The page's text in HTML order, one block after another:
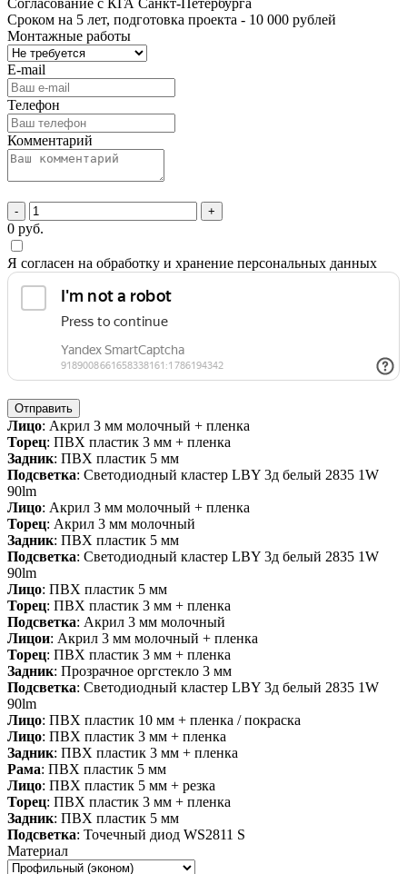
Сроком на 5 лет, подготовка проекта - 10 000 рублей
Монтажные работы
E-mail
Телефон
Комментарий
- +
0 руб.
Я согласен на обработку и хранение персональных данных
Отправить
Лицо: Акрил 3 мм молочный + пленка
Торец: ПВХ пластик 3 мм + пленка
Задник: ПВХ пластик 5 мм
Подсветка: Светодиодный кластер LBY 3д белый 2835 1W
90lm
Лицо: Акрил 3 мм молочный + пленка
Торец: Акрил 3 мм молочный
Задник: ПВХ пластик 5 мм
Подсветка: Светодиодный кластер LBY 3д белый 2835 1W
90lm
Лицо: ПВХ пластик 5 мм
Торец: ПВХ пластик 3 мм + пленка
Подсветка: Акрил 3 мм молочный
Лицои: Акрил 3 мм молочный + пленка
Торец: ПВХ пластик 3 мм + пленка
Задник: Прозрачное оргстекло 3 мм
Подсветка: Светодиодный кластер LBY 3д белый 2835 1W
90lm
Лицо: ПВХ пластик 10 мм + пленка / покраска
Лицо: ПВХ пластик 3 мм + пленка
Задник: ПВХ пластик 3 мм + пленка
Рама: ПВХ пластик 5 мм
Лицо: ПВХ пластик 5 мм + резка
Торец: ПВХ пластик 3 мм + пленка
Задник: ПВХ пластик 5 мм
Подсветка: Точечный диод WS2811 S
Материал